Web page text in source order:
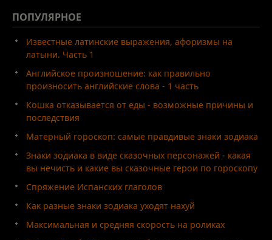
ПОПУЛЯРНОЕ
Известные латинские выражения, афоризмы на
латыни. Часть 1
Английское произношение: как правильно
произносить английские слова - 1 часть
Кошка отказывается от еды - возможные причины и
последствия
Матерный гороскоп: самые правдивые знаки зодиака
Знаки зодиака в виде сказочных персонажей - какая
вы нечисть и какие вы сказочные герои по гороскопу
Спряжение Испанских глаголов
Как разные знаки зодиака уходят нахуй
Максимальная и средняя скорость на роликах